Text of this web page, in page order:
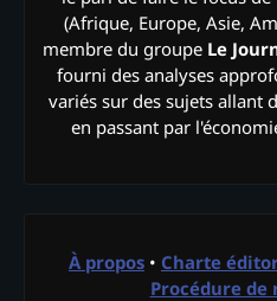
(Afrique, Europe, Asie,
membre du groupe Le
fourni des analyses
variés sur des sujets allant
en passant par
À propos • Charte
Procédure